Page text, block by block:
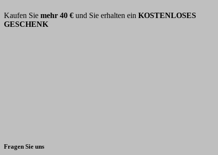
Kaufen Sie mehr 40 € und Sie erhalten ein KOSTENLOSES
GESCHENK
Fragen Sie uns